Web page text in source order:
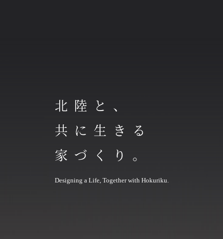
北陸と、
共に生きる
家づくり。
Designing a Life, Together with Hokuriku.